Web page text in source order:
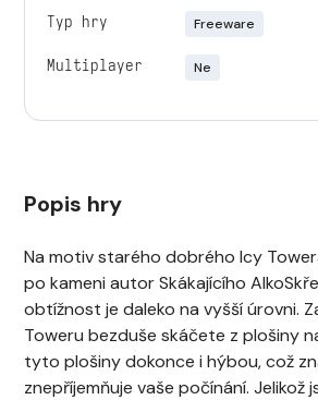
Typ hry Freeware
Multiplayer Ne
Popis hry
Na motiv starého dobrého Icy
po kameni autor Skákajícího
obtížnost je daleko na vyšší úrovni.
Toweru bezduše skáčete z plošiny
tyto plošiny dokonce i hýbou, což
znepříjemňuje vaše počínání. Jelikož